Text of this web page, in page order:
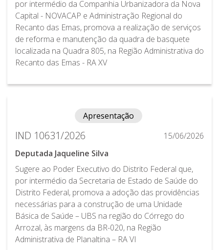
por intermédio da Companhia Urbanizadora da Nova
Capital - NOVACAP e Administração Regional do
Recanto das Emas, promova a realização de serviços
de reforma e manutenção da quadra de basquete
localizada na Quadra 805, na Região Administrativa do
Recanto das Emas - RA XV
Apresentação
IND 10631/2026
15/06/2026
Deputada Jaqueline Silva
Sugere ao Poder Executivo do Distrito Federal que,
por intermédio da Secretaria de Estado de Saúde do
Distrito Federal, promova a adoção das providências
necessárias para a construção de uma Unidade
Básica de Saúde – UBS na região do Córrego do
Arrozal, às margens da BR-020, na Região
Administrativa de Planaltina – RA VI